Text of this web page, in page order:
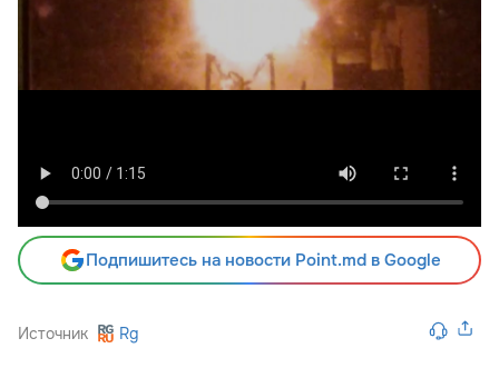
Подпишитесь на новости Point.md в Google
Источник Rg